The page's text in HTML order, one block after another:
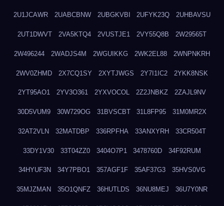
2U1JCAWR 2UABCBNW 2UBGKVBI 2UFYK23Q 2UHBAVSU
2UT1DWVT 2VA5KTQ4 2VUSTJE1 2VY55Q8B 2W29565T
2W496244 2WADJS4M 2WGUIKKG 2WK2EL88 2WNPNKRH
2WV0ZHMD 2X7CQ1SY 2XYTJWGS 2Y7I1IC2 2YKK8NSK
2YT95AO1 2YV3O361 2YXVOCOL 2Z2JNBKZ 2ZAJL9NV
30D5VUM9 30W729OG 31BVSCBT 31L8FP95 31M0MR2X
32AT2VLN 32MATDBP 336RPFHA 33ANXYRH 33CR504T
33DY1V30 33T04ZZ0 3404O7P1 3478760D 34F92RUM
34HYUF3N 34Y7PBO1 357AGF1F 35AF37G3 35HVS0VG
35MJZMAN 35O1QNFZ 36HUTLDS 36NU8MEJ 36U7Y0NR